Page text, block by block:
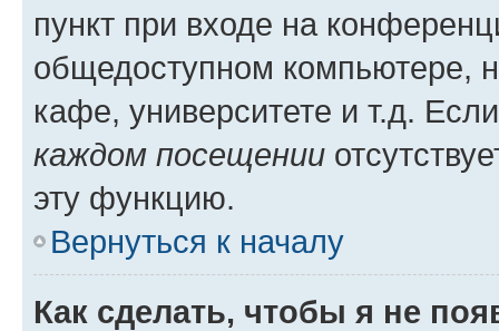
пункт при входе на
общедоступном компьютере,
кафе, университете и т.д.
каждом посещении
эту функцию.
Вернуться к началу
Как сделать, чтобы я не